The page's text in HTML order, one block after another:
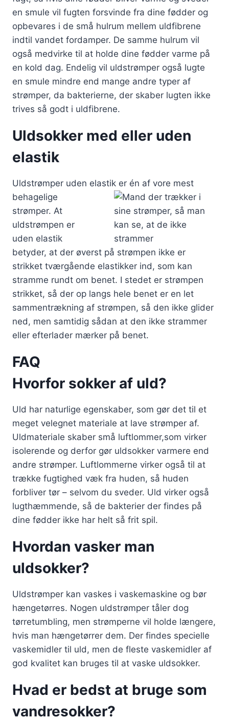
en smule vil fugten forsvinde fra dine fødder og
opbevares i de små hulrum mellem uldfibrene
indtil vandet fordamper. De samme hulrum vil
også medvirke til at holde dine fødder varme på
en kold dag. Endelig vil uldstrømper også lugte
en smule mindre end mange andre typer af
strømper, da bakterierne, der skaber lugten ikke
trives så godt i uldfibrene.
Uldsokker med eller uden
elastik
Uldstrømper uden elastik er én af vore mest
behagelige
strømper. At
uldstrømpen er
uden elastik
betyder, at der øverst på strømpen ikke er
strikket tværgående elastikker ind, som kan
stramme rundt om benet. I stedet er strømpen
strikket, så der op langs hele benet er en let
sammentrækning af strømpen, så den ikke glider
ned, men samtidig sådan at den ikke strammer
eller efterlader mærker på benet.
FAQ
Hvorfor sokker af uld?
Uld har naturlige egenskaber, som gør det til et
meget velegnet materiale at lave strømper af.
Uldmateriale skaber små luftlommer,som virker
isolerende og derfor gør uldsokker varmere end
andre strømper. Luftlommerne virker også til at
trække fugtighed væk fra huden, så huden
forbliver tør – selvom du sveder. Uld virker også
lugthæmmende, så de bakterier der findes på
dine fødder ikke har helt så frit spil.
Hvordan vasker man
uldsokker?
Uldstrømper kan vaskes i vaskemaskine og bør
hængetørres. Nogen uldstrømper tåler dog
tørretumbling, men strømperne vil holde længere,
hvis man hængetørrer dem. Der findes specielle
vaskemidler til uld, men de fleste vaskemidler af
god kvalitet kan bruges til at vaske uldsokker.
Hvad er bedst at bruge som
vandresokker?